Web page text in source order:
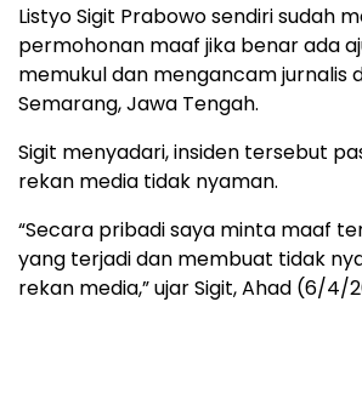
Listyo Sigit Prabowo sendiri sudah
permohonan maaf jika benar ada
memukul dan mengancam jurnalis
Semarang, Jawa Tengah.
Sigit menyadari, insiden tersebut
rekan media tidak nyaman.
“Secara pribadi saya minta maaf
yang terjadi dan membuat tidak
rekan media,” ujar Sigit, Ahad (6/4/